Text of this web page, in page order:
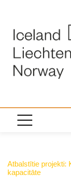
Atbalstītie projekti:
kapacitāte